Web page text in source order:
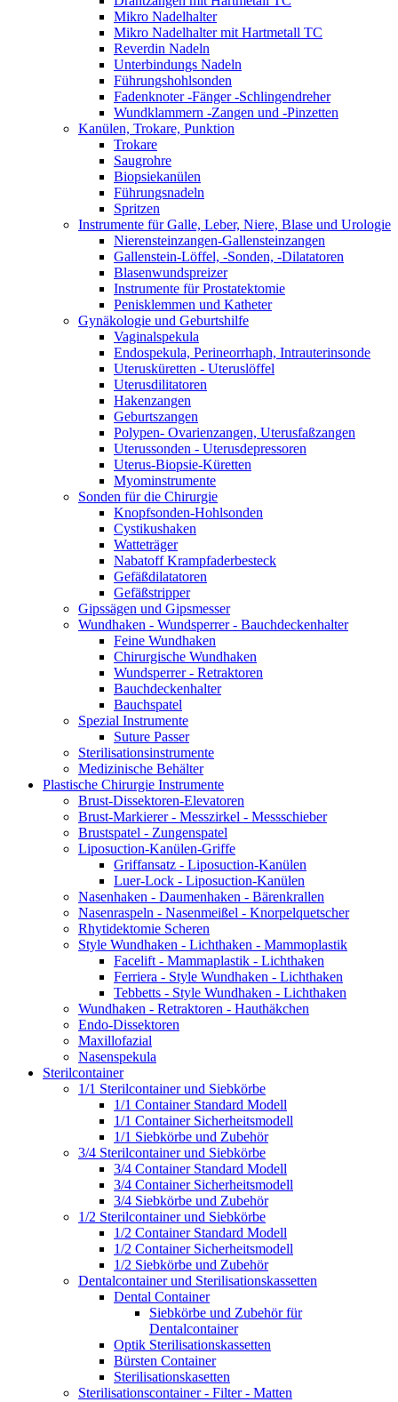
Mikro Nadelhalter
Mikro Nadelhalter mit Hartmetall TC
Reverdin Nadeln
Unterbindungs Nadeln
Führungshohlsonden
Fadenknoter -Fänger -Schlingendreher
Wundklammern -Zangen und -Pinzetten
Kanülen, Trokare, Punktion
Trokare
Saugrohre
Biopsiekanülen
Führungsnadeln
Spritzen
Instrumente für Galle, Leber, Niere, Blase und Urologie
Nierensteinzangen-Gallensteinzangen
Gallenstein-Löffel, -Sonden, -Dilatatoren
Blasenwundspreizer
Instrumente für Prostatektomie
Penisklemmen und Katheter
Gynäkologie und Geburtshilfe
Vaginalspekula
Endospekula, Perineorrhaph, Intrauterinsonde
Uterusküretten - Uteruslöffel
Uterusdilitatoren
Hakenzangen
Geburtszangen
Polypen- Ovarienzangen, Uterusfaßzangen
Uterussonden - Uterusdepressoren
Uterus-Biopsie-Küretten
Myominstrumente
Sonden für die Chirurgie
Knopfsonden-Hohlsonden
Cystikushaken
Watteträger
Nabatoff Krampfaderbesteck
Gefäßdilatatoren
Gefäßstripper
Gipssägen und Gipsmesser
Wundhaken - Wundsperrer - Bauchdeckenhalter
Feine Wundhaken
Chirurgische Wundhaken
Wundsperrer - Retraktoren
Bauchdeckenhalter
Bauchspatel
Spezial Instrumente
Suture Passer
Sterilisationsinstrumente
Medizinische Behälter
Plastische Chirurgie Instrumente
Brust-Dissektoren-Elevatoren
Brust-Markierer - Messzirkel - Messschieber
Brustspatel - Zungenspatel
Liposuction-Kanülen-Griffe
Griffansatz - Liposuction-Kanülen
Luer-Lock - Liposuction-Kanülen
Nasenhaken - Daumenhaken - Bärenkrallen
Nasenraspeln - Nasenmeißel - Knorpelquetscher
Rhytidektomie Scheren
Style Wundhaken - Lichthaken - Mammoplastik
Facelift - Mammaplastik - Lichthaken
Ferriera - Style Wundhaken - Lichthaken
Tebbetts - Style Wundhaken - Lichthaken
Wundhaken - Retraktoren - Hauthäkchen
Endo-Dissektoren
Maxillofazial
Nasenspekula
Sterilcontainer
1/1 Sterilcontainer und Siebkörbe
1/1 Container Standard Modell
1/1 Container Sicherheitsmodell
1/1 Siebkörbe und Zubehör
3/4 Sterilcontainer und Siebkörbe
3/4 Container Standard Modell
3/4 Container Sicherheitsmodell
3/4 Siebkörbe und Zubehör
1/2 Sterilcontainer und Siebkörbe
1/2 Container Standard Modell
1/2 Container Sicherheitsmodell
1/2 Siebkörbe und Zubehör
Dentalcontainer und Sterilisationskassetten
Dental Container
Siebkörbe und Zubehör für
Dentalcontainer
Optik Sterilisationskassetten
Bürsten Container
Sterilisationskasetten
Sterilisationscontainer - Filter - Matten